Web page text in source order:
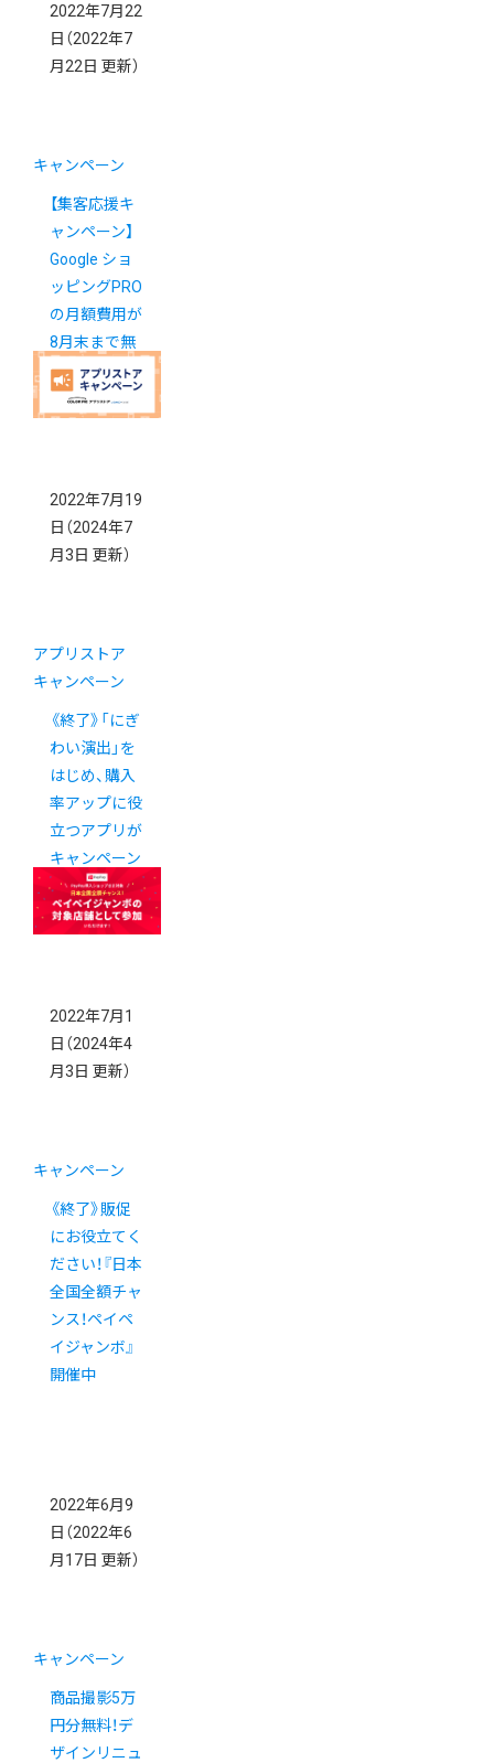
2022年7月22
日 （2022年7
月22日 更新）
キャンペーン
【集客応援キ
ャンペーン】
Google ショ
ッピングPRO
の月額費用が
8月末まで無
料に
2022年7月19
日 （2024年7
月3日 更新）
アプリストア
キャンペーン
《終了》「にぎ
わい演出」を
はじめ、購入
率アップに役
立つアプリが
キャンペーン
中！
2022年7月1
日 （2024年4
月3日 更新）
キャンペーン
《終了》販促
にお役立てく
ださい！『日本
全国全額チャ
ンス！ペイペ
イジャンボ』
開催中
2022年6月9
日 （2022年6
月17日 更新）
キャンペーン
商品撮影5万
円分無料！デ
ザインリニュ